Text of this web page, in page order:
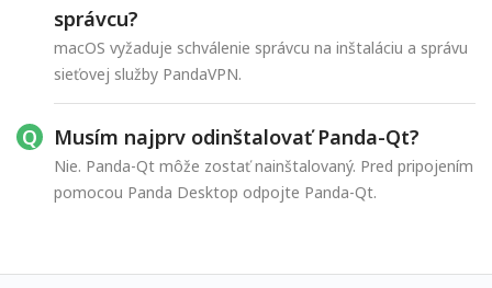
správcu?
macOS vyžaduje schválenie správcu na inštaláciu a správu
sieťovej služby PandaVPN.
Musím najprv odinštalovať Panda-Qt?
Nie. Panda-Qt môže zostať nainštalovaný. Pred pripojením
pomocou Panda Desktop odpojte Panda-Qt.